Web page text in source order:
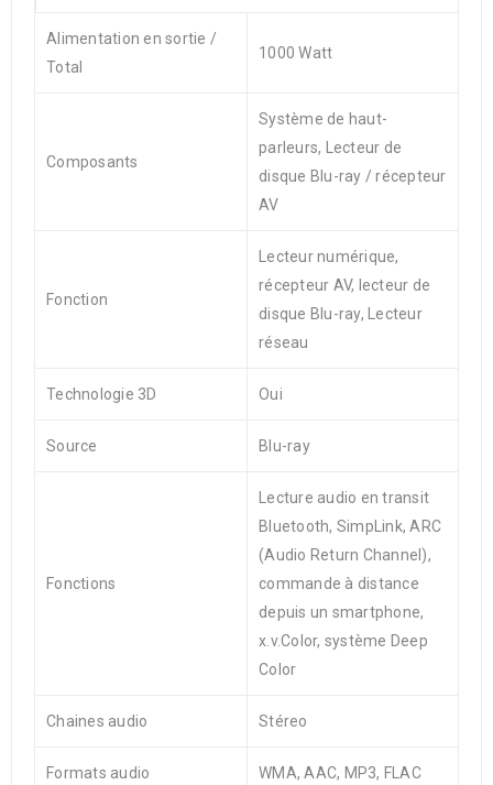
Alimentation en sortie /
Total
1000 Watt
Composants
Système de haut-
parleurs, Lecteur de
disque Blu-ray / récepteur
AV
Fonction
Lecteur numérique,
récepteur AV, lecteur de
disque Blu-ray, Lecteur
réseau
Technologie 3D Oui
Source Blu-ray
Fonctions
Lecture audio en transit
Bluetooth, SimpLink, ARC
(Audio Return Channel),
commande à distance
depuis un smartphone,
x.v.Color, système Deep
Color
Chaines audio Stéreo
Formats audio WMA, AAC, MP3, FLAC